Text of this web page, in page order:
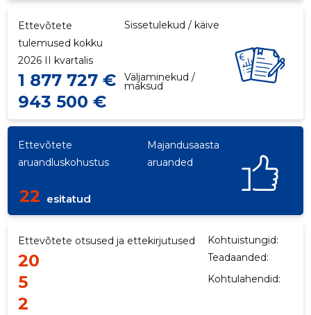
Ettevõtete
tulemused kokku
2026 II kvartalis
Sissetulekud / käive
1 877 727 € Väljaminekud /
maksud
943 500 €
Ettevõtete
aruandluskohustus
Majandusaasta
aruanded
22 esitatud
Ettevõtete otsused ja ettekirjutused Kohtuistungid:
20 Teadaanded:
5 Kohtulahendid:
2